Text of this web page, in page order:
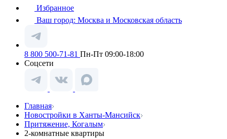
Избранное
Ваш город: Москва и Московская область
8 800 500-71-81 Пн-Пт 09:00-18:00
Соцсети
Главная
Новостройки в Ханты-Мансийск
Притяжение, Когалым
2-комнатные квартиры